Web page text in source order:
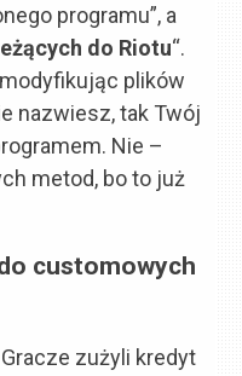
programu”, a
do Riotu“.
plików
nazwiesz, tak Twój
Nie –
metod, bo to już
customowych
zużyli kredyt